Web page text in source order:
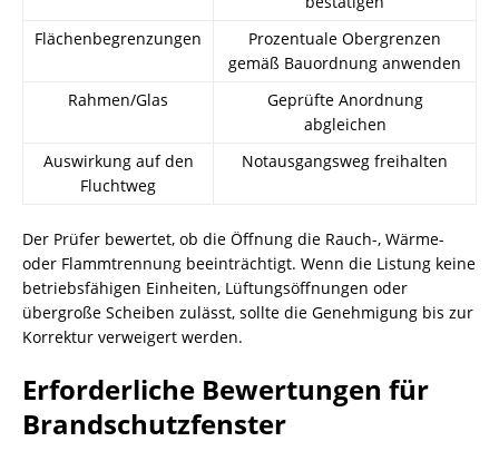
Flächenbegrenzungen
Prozentuale Obergrenzen
gemäß Bauordnung anwenden
Rahmen/Glas
Geprüfte Anordnung
abgleichen
Auswirkung auf den
Fluchtweg
Notausgangsweg freihalten
Der Prüfer bewertet, ob die Öffnung die Rauch-, Wärme-
oder Flammtrennung beeinträchtigt. Wenn die Listung keine
betriebsfähigen Einheiten, Lüftungsöffnungen oder
übergroße Scheiben zulässt, sollte die Genehmigung bis zur
Korrektur verweigert werden.
Erforderliche Bewertungen für
Brandschutzfenster